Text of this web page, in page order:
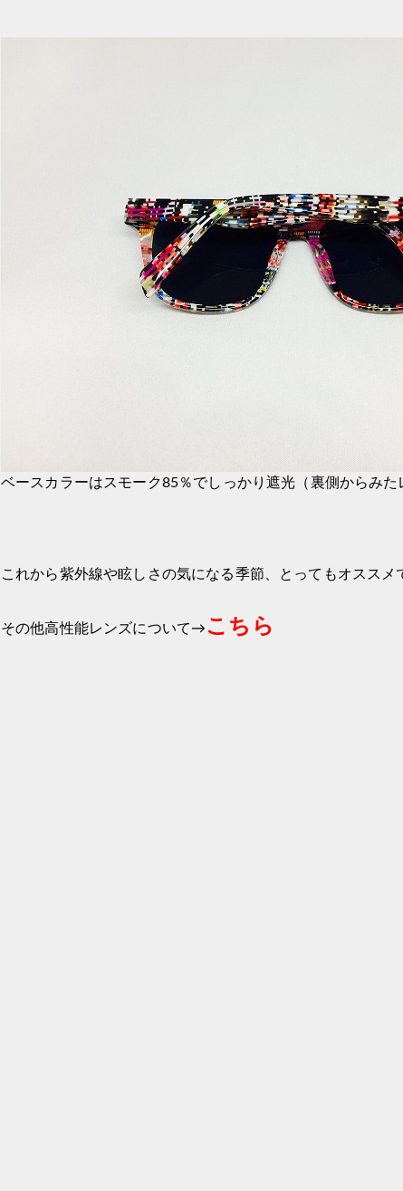
ベースカラーはスモーク85％でしっかり遮光（裏側からみた
これから紫外線や眩しさの気になる季節、とってもオススメ
その他高性能レンズについて→こちら